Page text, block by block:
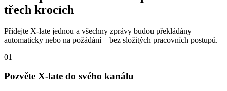
třech krocích
Přidejte X-late jednou a všechny zprávy budou překládány
automaticky nebo na požádání – bez složitých pracovních postupů.
01
Pozvěte X-late do svého kanálu